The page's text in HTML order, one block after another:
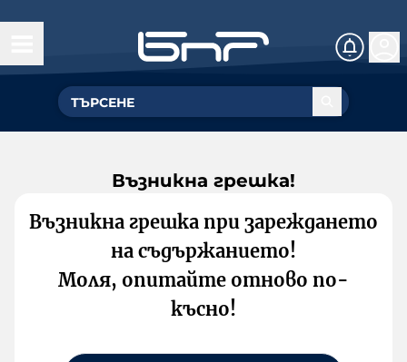
Възникна грешка!
Възникна грешка при зареждането
на съдържанието!
Моля, опитайте отново по-
късно!